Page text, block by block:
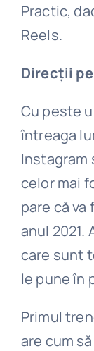
Practic,
Reels.
Direcții
Cu peste
întreaga
Instagram
celor mai
pare că
anul 2021.
care sunt
le pune în
Primul
are cum